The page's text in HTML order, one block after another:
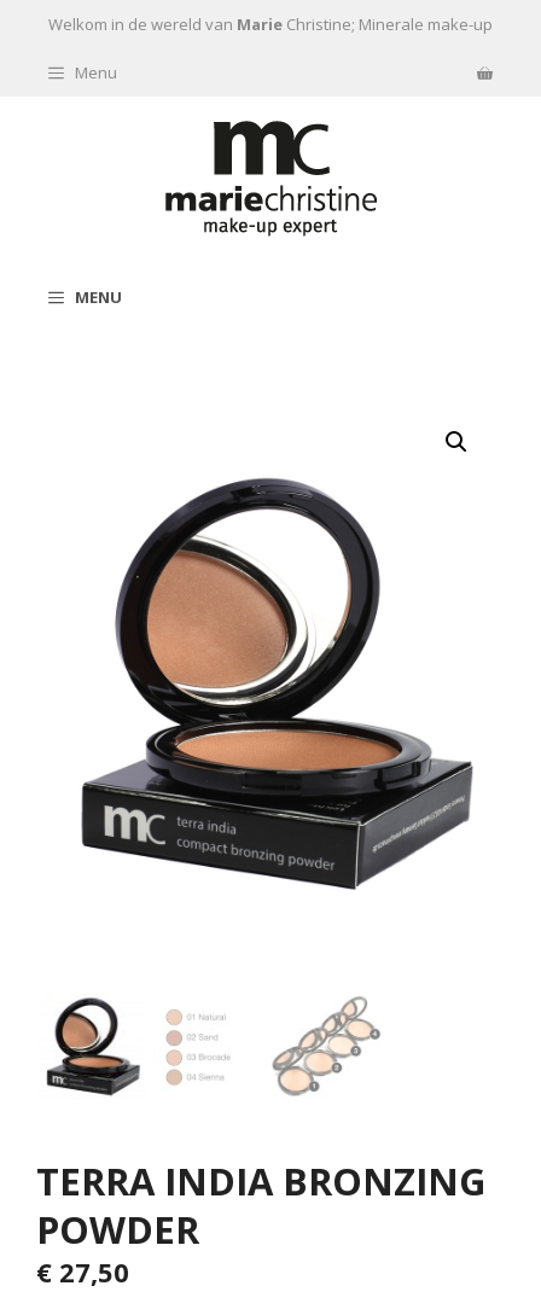
Ga naar de inhoud
Welkom in de wereld van Marie Christine; Minerale make-up
Menu
MENU
TERRA INDIA BRONZING
POWDER
€ 27,50